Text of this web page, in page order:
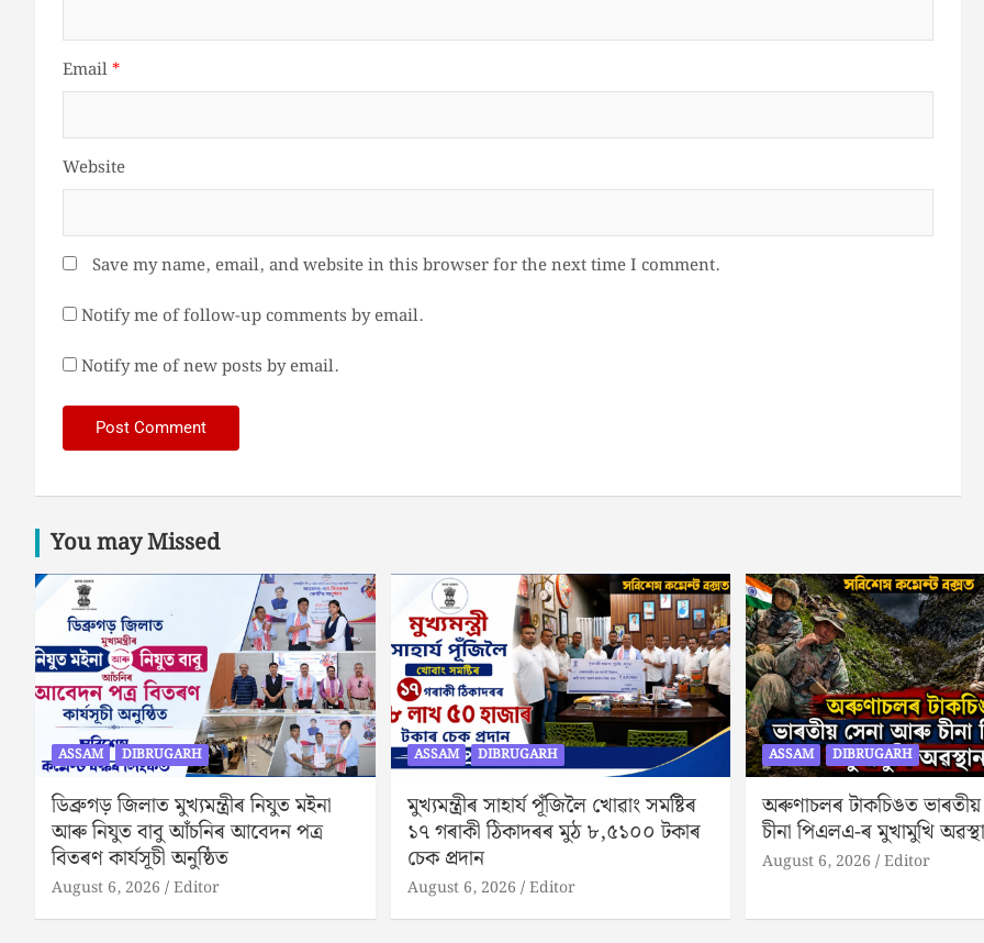
Email*
Website
Save my name, email, and website in this browser for the next time I comment.
Notify me of follow-up comments by email.
Notify me of new posts by email.
You may Missed
ASSAM DIBRUGARH
ডিব্ৰুগড় জিলাত মুখ্যমন্ত্ৰীৰ নিযুত মইনা
আৰু নিযুত বাবু আঁচনিৰ আবেদন পত্ৰ
বিতৰণ কাৰ্যসূচী অনুষ্ঠিত
August 6, 2026 Editor
ASSAM DIBRUGARH
মুখ্যমন্ত্ৰীৰ সাহাৰ্য পূঁজিলৈ খোৱাং সমষ্টিৰ
১৭ গৰাকী ঠিকাদৰৰ মুঠ ৮,৫১০০ টকাৰ
চেক প্ৰদান
August 6, 2026 Editor
ASSAM DIBRUGARH
অৰুণাচলৰ টাকচিঙত
চীনা পিএলএ-ৰ মুখামুখি
August 6, 2026 Editor